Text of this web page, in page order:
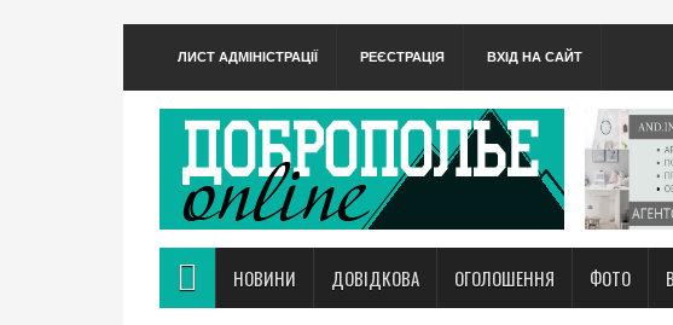
ЛИСТ АДМІНІСТРАЦІЇ РЕЄСТРАЦІЯ ВХІД НА САЙТ
НОВИНИ ДОВІДКОВА ОГОЛОШЕННЯ ФОТО